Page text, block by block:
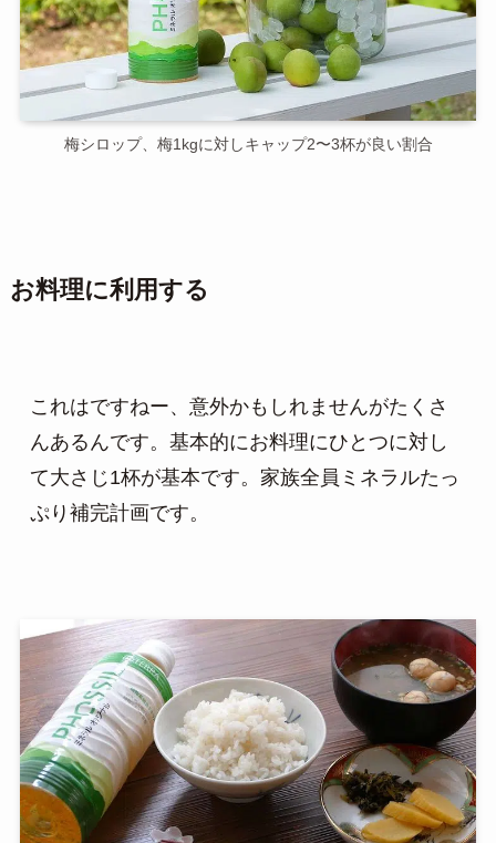
梅シロップ、梅1kgに対しキャップ2〜3杯が良い割合
お料理に利用する
これはですねー、意外かもしれませんがたくさ
んあるんです。基本的にお料理にひとつに対し
て大さじ1杯が基本です。家族全員ミネラルたっ
ぷり補完計画です。